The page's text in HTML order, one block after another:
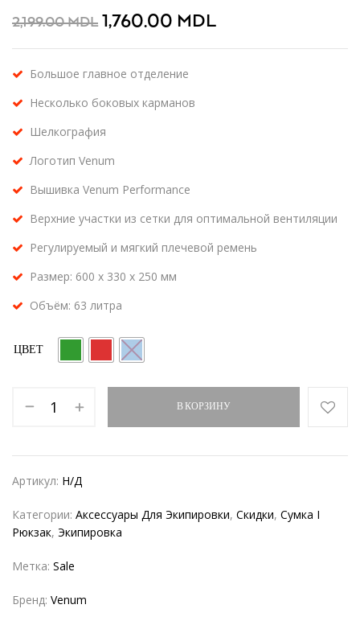
2,199.00MDL 1,760.00 MDL
Большое главное отделение
Несколько боковых карманов
Шелкография
Логотип Venum
Вышивка Venum Performance
Верхние участки из сетки для оптимальной вентиляции
Регулируемый и мягкий плечевой ремень
Размер: 600 x 330 x 250 мм
Объём: 63 литра
ЦВЕТ
В КОРЗИНУ
Артикул: Н/Д
Категории: Аксессуары Для Экипировки, Скидки, Сумка I
Рюкзак, Экипировка
Метка: Sale
Бренд: Venum